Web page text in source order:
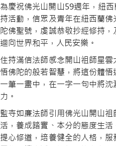
為慶祝佛光山開山59週年，紐
持活動，信眾及青年在紐西蘭
陀佛聖號，虔誠恭敬抄經修持
迴向世界和平，人民安樂。
住持滿信法師感念開山祖師星
悟佛陀的般若智慧，將這份體
一筆一畫中，在一字一句中將
力。
監寺如廉法師引用佛光山開山
活，養成踏實、本分的態度生
提心修道，培養健全的人格，